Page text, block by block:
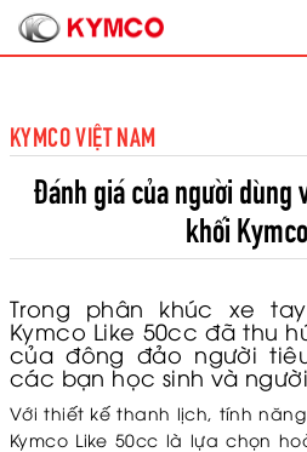
KYMCO VIỆT NAM
Đánh giá của người dùng
khối
Trong phân khúc xe
Kymco Like 50cc đã thu
của đông đảo người
các bạn học sinh và
Với thiết kế thanh lịch, tính
Kymco Like 50cc là lựa chọn